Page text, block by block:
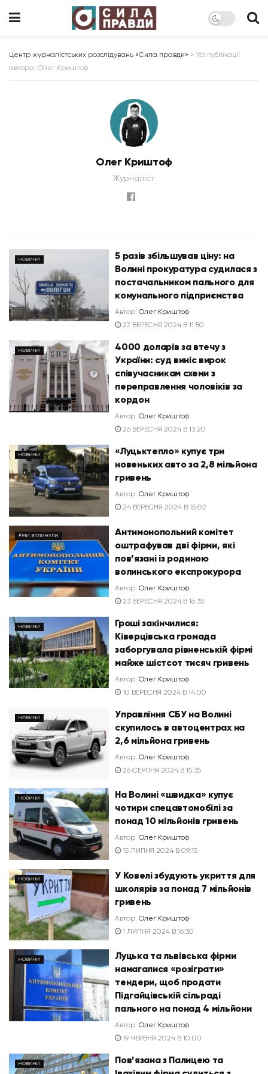
Центр журналістських розслідувань «Сила правди» > Усі публікації
автора: Олег Криштоф
Олег Криштоф
Журналіст
НОВИНИ
5 разів збільшував ціну: на
Волині прокуратура судилася з
постачальником пального для
комунального підприємства
Автор: Олег Криштоф
27 ВЕРЕСНЯ 2024 В 11:50
НОВИНИ
4000 доларів за втечу з
України: суд виніс вирок
співучасникам схеми з
переправлення чоловіків за
кордон
Автор: Олег Криштоф
26 ВЕРЕСНЯ 2024 В 13:20
НОВИНИ
«Луцьктепло» купує три
новеньких авто за 2,8 мільйона
гривень
Автор: Олег Криштоф
24 ВЕРЕСНЯ 2024 В 15:02
#МИ ВПЛИНУЛИ
Антимонопольний комітет
оштрафував дві фірми, які
пов’язані із родиною
волинського експрокурора
Автор: Олег Криштоф
23 ВЕРЕСНЯ 2024 В 16:35
НОВИНИ
Гроші закінчилися:
Ківерцівська громада
заборгувала рівненській фірмі
майже шістсот тисяч гривень
Автор: Олег Криштоф
10 ВЕРЕСНЯ 2024 В 14:00
НОВИНИ
Управління СБУ на Волині
скупилось в автоцентрах на
2,6 мільйона гривень
Автор: Олег Криштоф
26 СЕРПНЯ 2024 В 15:35
НОВИНИ
На Волині «швидка» купує
чотири спецавтомобілі за
понад 10 мільйонів гривень
Автор: Олег Криштоф
15 ЛИПНЯ 2024 В 09:15
НОВИНИ
У Ковелі збудують укриття для
школярів за понад 7 мільйонів
гривень
Автор: Олег Криштоф
1 ЛИПНЯ 2024 В 16:30
НОВИНИ
Луцька та львівська фірми
намагалися «розіграти»
тендери, щоб продати
Підгайцівській сільраді
пального на понад 4 мільйони
Автор: Олег Криштоф
19 ЧЕРВНЯ 2024 В 10:00
НОВИНИ
Пов’язана з Палицею та